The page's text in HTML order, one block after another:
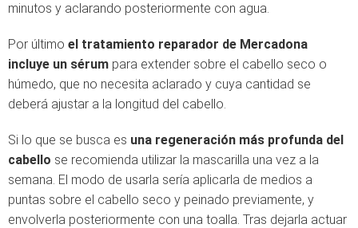
minutos y aclarando posteriormente con agua.
Por último el tratamiento reparador de Mercadona
incluye un sérum para extender sobre el cabello seco o
húmedo, que no necesita aclarado y cuya cantidad se
deberá ajustar a la longitud del cabello.
Si lo que se busca es una regeneración más profunda del
cabello se recomienda utilizar la mascarilla una vez a la
semana. El modo de usarla sería aplicarla de medios a
puntas sobre el cabello seco y peinado previamente, y
envolverla posteriormente con una toalla. Tras dejarla actuar